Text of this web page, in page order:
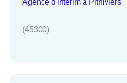
Agence d'intérim à Pithiviers
(45300)